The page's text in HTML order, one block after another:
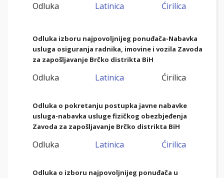
Odluka Latinica Ćirilica
Odluka izboru najpovoljnijeg ponuđača-Nabavka
usluga osiguranja radnika, imovine i vozila Zavoda
za zapošljavanje Brčko distrikta BiH
Odluka Latinica Ćirilica
Odluka o pokretanju postupka javne nabavke
usluga-nabavka usluge fizičkog obezbjeđenja
Zavoda za zapošljavanje Brčko distrikta BiH
Odluka Latinica Ćirilica
Odluka o izboru najpovoljnijeg ponuđača u